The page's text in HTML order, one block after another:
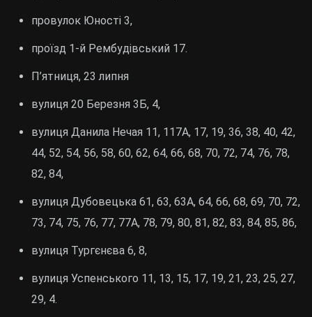
провулок Юності 3,
проїзд 1-й Рембудівський 17.
П’ятниця, 23 липня
вулиця 20 Березня 3Б, 4,
вулиця Данила Нечая 11, 117А, 17, 19, 36, 38, 40, 42,
44, 52, 54, 56, 58, 60, 62, 64, 66, 68, 70, 72, 74, 76, 78,
82, 84,
вулиця Дубовецька 61, 63, 63А, 64, 66, 68, 69, 70, 72,
73, 74, 75, 76, 77, 77А, 78, 79, 80, 81, 82, 83, 84, 85, 86,
вулиця Тургєнєва 6, 8,
вулиця Успенського 11, 13, 15, 17, 19, 21, 23, 25, 27,
29, 4.